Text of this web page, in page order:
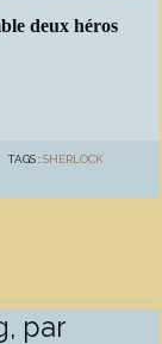
deux héros
TAGS :SHERLOCK
par